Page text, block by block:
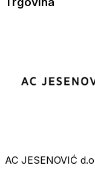
AC JESENOVIĆ